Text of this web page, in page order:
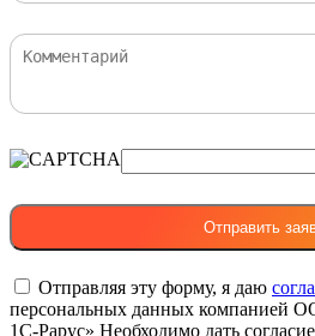
Отправляя эту форму, я даю
персональных данных компанией
1С-Рарус» Необходимо дать согласие